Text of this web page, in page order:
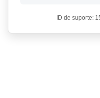
ID de suporte: